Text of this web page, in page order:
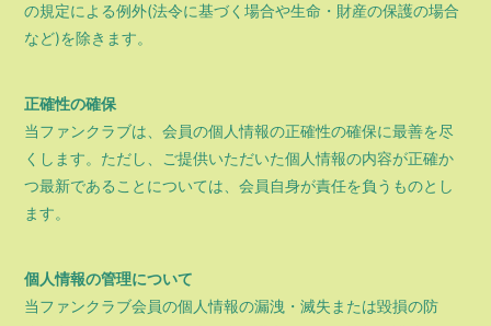
の規定による例外(法令に基づく場合や生命・財産の保護の場合
など)を除きます。
正確性の確保
当ファンクラブは、会員の個人情報の正確性の確保に最善を尽
くします。ただし、ご提供いただいた個人情報の内容が正確か
つ最新であることについては、会員自身が責任を負うものとし
ます。
個人情報の管理について
当ファンクラブ会員の個人情報の漏洩・滅失または毀損の防